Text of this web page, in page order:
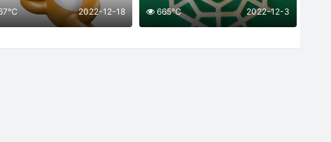
2022-12-18 2022-12-3
665℃